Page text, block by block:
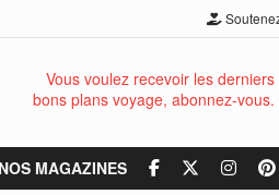
Vous voulez recevoir les derniers
bons plans voyage, abonnez-vous.
NOS MAGAZINES